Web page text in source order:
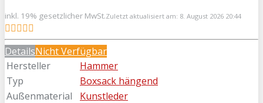
inkl. 19% gesetzlicher MwSt.Zuletzt aktualisiert am: 8. August 2026 20:44
DetailsNicht Verfügbar
Hersteller
Hammer
Typ
Boxsack hängend
Außenmaterial
Kunstleder